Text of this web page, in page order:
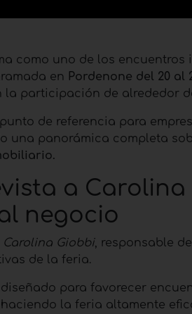
como uno de los
en Pordenone del 20 al
la participación de alrededor
de referencia para
una panorámica completa
a
negocio
Carolina Giobbi, responsable
de la feria.
para favorecer
la feria altamente